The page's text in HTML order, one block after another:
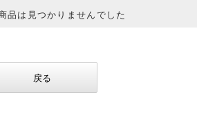
品は見つかりませんでした
戻る